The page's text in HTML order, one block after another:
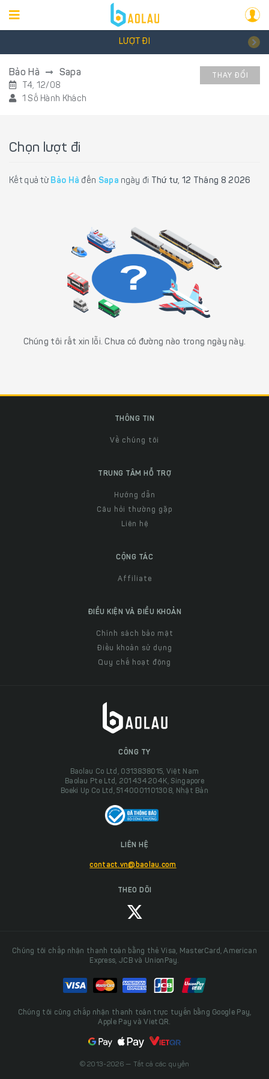
LƯỢT ĐI
Bảo Hà Sapa
T4, 12/08
1 Số Hành Khách
THAY ĐỔI
Chọn lượt đi
Kết quả từ Bảo Hà đến Sapa ngày đi Thứ tư, 12 Tháng 8 2026
Chúng tôi rất xin lỗi. Chưa có đường nào trong ngày này.
THÔNG TIN
Về chúng tôi
TRUNG TÂM HỖ TRỢ
Hướng dẫn
Câu hỏi thường gặp
Liên hệ
CỘNG TÁC
Affiliate
ĐIỀU KIỆN VÀ ĐIỀU KHOẢN
Chính sách bảo mật
Điều khoản sử dụng
Quy chế hoạt động
CÔNG TY
Baolau Co Ltd, 0313838015, Việt Nam
Baolau Pte Ltd, 201434204K, Singapore
Boeki Up Co Ltd, 5140001101308, Nhật Bản
LIÊN HỆ
contact.vn@baolau.com
THEO DÕI
Chúng tôi chấp nhận thanh toán bằng thẻ Visa, MasterCard, American
Express, JCB và UnionPay.
Chúng tôi cũng chấp nhận thanh toán trực tuyến bằng Google Pay,
Apple Pay và VietQR.
© 2013-2026 — Tất cả các quyền